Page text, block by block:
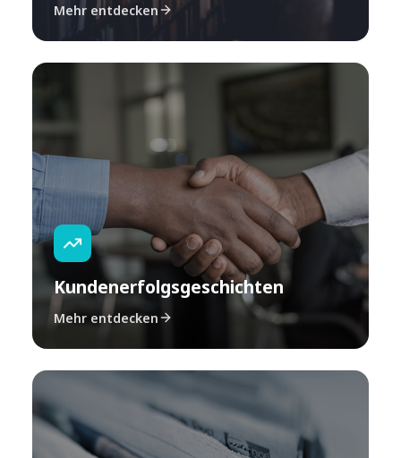
Mehr entdecken
Kundenerfolgsgeschichten
Mehr entdecken